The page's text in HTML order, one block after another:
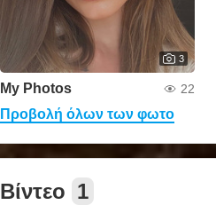
3
My Photos 22
Προβολή όλων των φωτο
Βίντεο 1